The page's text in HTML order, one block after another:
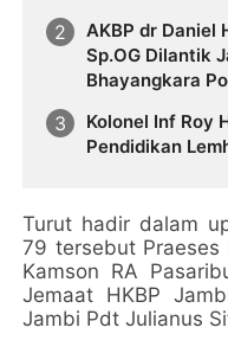
AKBP dr Daniel
Sp.OG Dilantik
Bhayangkara
Kolonel Inf Roy
Pendidikan
Turut hadir dalam
79 tersebut Praeses
Kamson RA
Jemaat HKBP
Jambi Pdt Julianus